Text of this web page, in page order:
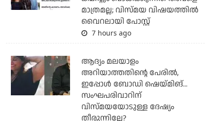
മാത്രമല്ല; വിസ്മയ വിഷയത്തില്‍
വൈറലായി പോസ്റ്റ്
7 hours ago
ആദ്യം മലയാളം
അറിയാത്തതിന്റെ പേരില്‍,
ഇപ്പോള്‍ ബോഡി ഷെയ്മിങ്...
സംഘപരിവാറിന്
വിസ്മയയോടുള്ള ദേഷ്യം
തീരുന്നില്ലേ?